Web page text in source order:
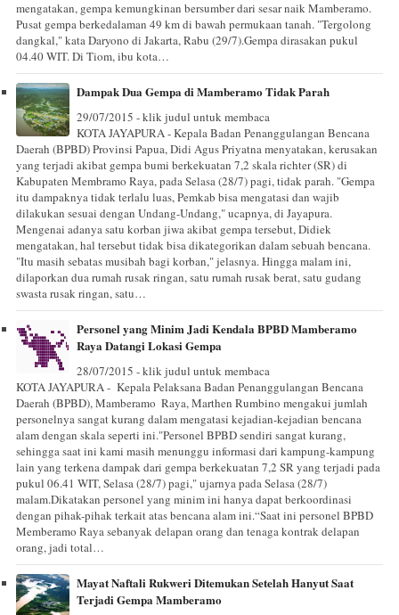
mengatakan, gempa kemungkinan bersumber dari sesar naik Mamberamo.
Pusat gempa berkedalaman 49 km di bawah permukaan tanah. "Tergolong
dangkal," kata Daryono di Jakarta, Rabu (29/7).Gempa dirasakan pukul
04.40 WIT. Di Tiom, ibu kota…
Dampak Dua Gempa di Mamberamo Tidak Parah
29/07/2015 - klik judul untuk membaca
KOTA JAYAPURA - Kepala Badan Penanggulangan Bencana
Daerah (BPBD) Provinsi Papua, Didi Agus Priyatna menyatakan, kerusakan
yang terjadi akibat gempa bumi berkekuatan 7,2 skala richter (SR) di
Kabupaten Membramo Raya, pada Selasa (28/7) pagi, tidak parah. "Gempa
itu dampaknya tidak terlalu luas, Pemkab bisa mengatasi dan wajib
dilakukan sesuai dengan Undang-Undang," ucapnya, di Jayapura.
Mengenai adanya satu korban jiwa akibat gempa tersebut, Didiek
mengatakan, hal tersebut tidak bisa dikategorikan dalam sebuah bencana.
"Itu masih sebatas musibah bagi korban," jelasnya. Hingga malam ini,
dilaporkan dua rumah rusak ringan, satu rumah rusak berat, satu gudang
swasta rusak ringan, satu…
Personel yang Minim Jadi Kendala BPBD Mamberamo
Raya Datangi Lokasi Gempa
28/07/2015 - klik judul untuk membaca
KOTA JAYAPURA - Kepala Pelaksana Badan Penanggulangan Bencana
Daerah (BPBD), Mamberamo ‎ Raya, Marthen Rumbino mengakui jumlah
personelnya sangat kurang dalam mengatasi kejadian-kejadian bencana
alam dengan skala seperti ini.‎"Personel BPBD sendiri sangat kurang,
sehingga saat ini kami masih menunggu informasi dari kampung-kampung
lain yang terkena dampak dari gempa berkekuatan 7,2 SR yang terjadi pada
pukul 06.41 WIT, Selasa (28/7) pagi," ujar‎nya pada Selasa (28/7)
malam.Dikatakan personel yang minim ini hanya dapat berkoordinasi
dengan pihak-pihak terkait atas bencana alam ini.“Saat ini personel BPBD
Memberamo Raya sebanyak delapan orang dan tenaga kontrak delapan
orang, jadi total…
Mayat Naftali Rukweri Ditemukan Setelah Hanyut Saat
Terjadi Gempa Mamberamo